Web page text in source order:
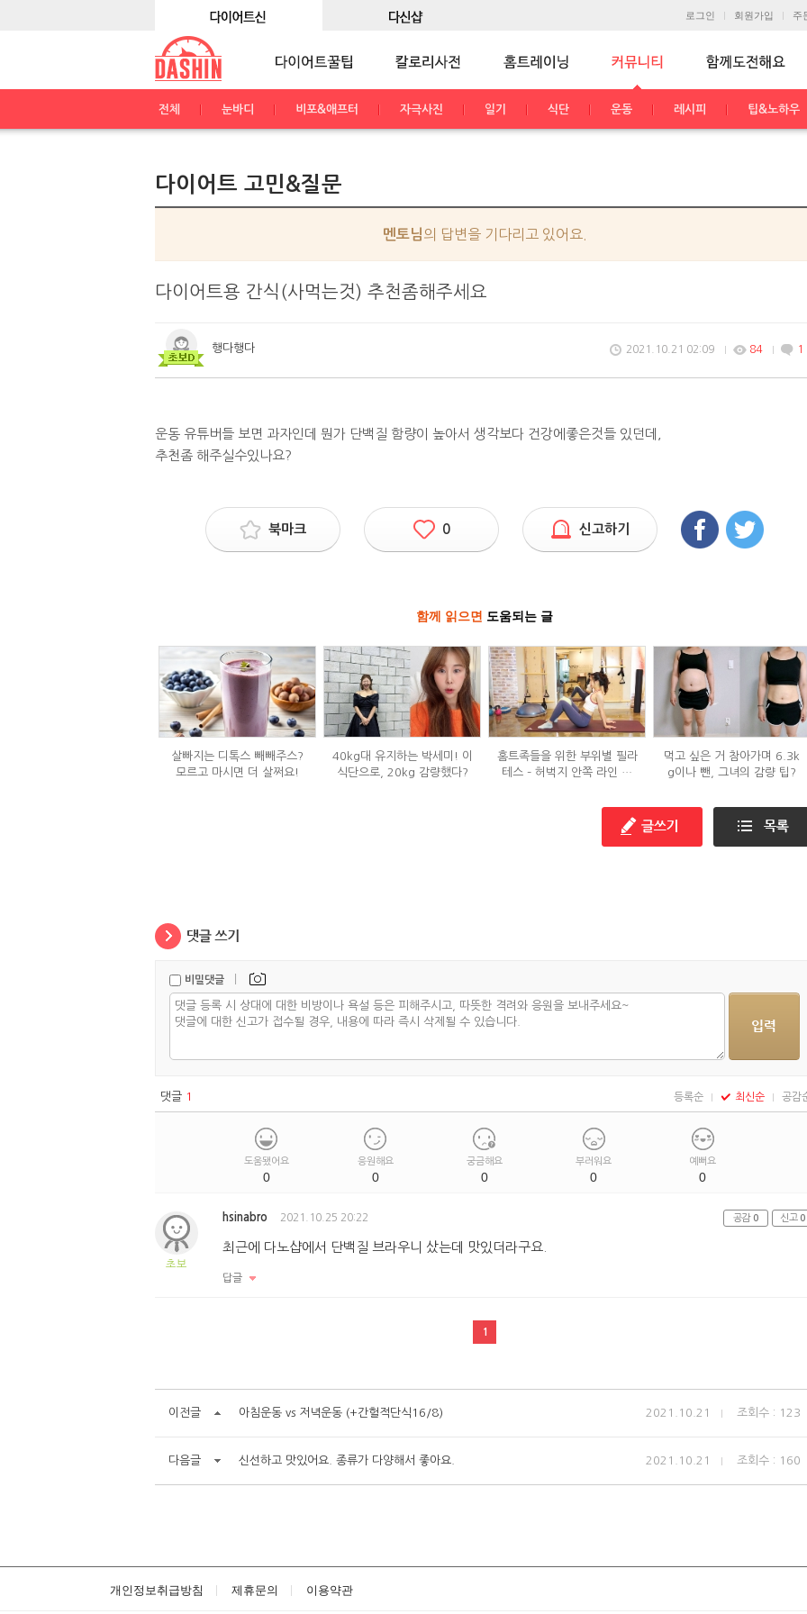
로그인 회원가입 주
전체 눈바디 비포&애프터 자극사진 일기 식단 운동 레시피 팁&노하우
다이어트 고민&질문
멘토님 의 답변을 기다리고 있어요.
다이어트용 간식(사먹는것) 추천좀해주세요
행다행다 2021.10.21 02:09 84 1
운동 유튜버들 보면 과자인데 뭔가 단백질 함량이 높아서 생각보다 건강에좋은것들 있던데,
추천좀 해주실수있나요?
북마크 0 신고하기
함께 읽으면 도움되는 글
살빠지는 디톡스 빼빼주스?
모르고 마시면 더 살쩌요!
40kg대 유지하는 박세미! 이
식단으로, 20kg 감량했다?
홈트족들을 위한 부위별 필라
테스 – 허벅지 안쪽 라인 만
먹고 싶은 거 참아가며 6.3k
g이나 뺀, 그녀의 감량 팁?
비밀댓글 |
댓글 1 등록순 최신순 공감
도움됐어요
0
응원해요
0
궁금해요
0
부러워요
0
예뻐요
0
초보
hsinabro 2021.10.25 20:22
최근에 다노샵에서 단백질 브라우니 샀는데 맛있더라구요.
답글
공감 0 신고 0
1
이전글 아침운동 vs 저녁운동 (+간헐적단식16/8) 2021.10.21 조회수 : 123
다음글 신선하고 맛있어요. 종류가 다양해서 좋아요. 2021.10.21 조회수 : 160
개인정보취급방침 제휴문의 이용약관